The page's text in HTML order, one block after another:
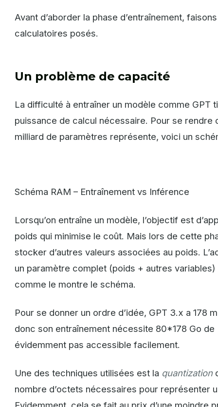
Avant d’aborder la phase d’entraînement,
calculatoires posés.
Un problème de capacité
La difficulté à entraîner un modèle comme GPT
puissance de calcul nécessaire. Pour se rendre
milliard de paramètres représente, voici un
Schéma RAM – Entraînement vs Inférence
Lorsqu’on entraîne un modèle, l’objectif est
poids qui minimise le coût. Mais lors de cette
stocker d’autres valeurs associées au poids.
un paramètre complet (poids + autres
comme le montre le schéma.
Pour se donner un ordre d’idée, GPT 3.x a 178
donc son entraînement nécessite 80*178 Go de
évidemment pas accessible facilement.
Une des techniques utilisées est la quantization
nombre d’octets nécessaires pour représenter